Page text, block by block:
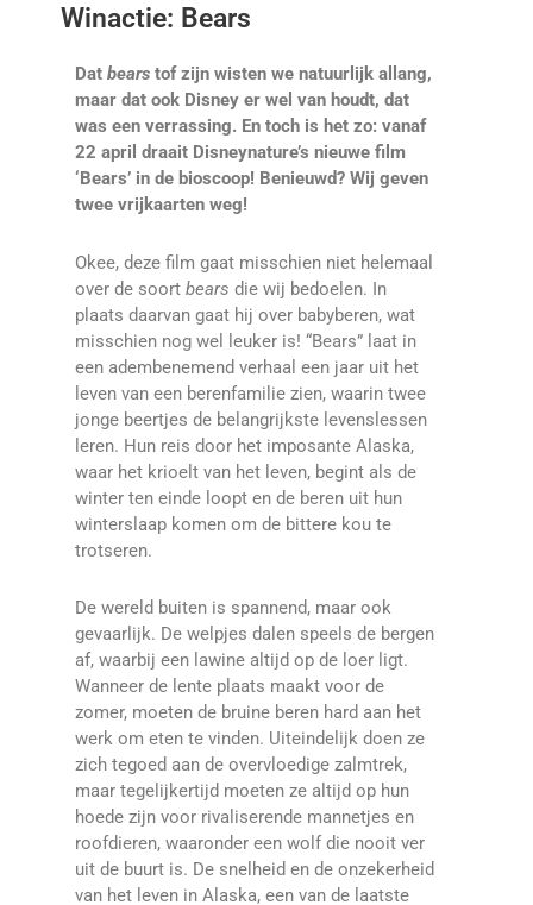
Winactie: Bears
Dat bearstof zijn wisten we natuurlijk allang,
maar dat ook Disney er wel van houdt, dat
was een verrassing. En toch is het zo: vanaf
22 april draait Disneynature’s nieuwe film
‘Bears’ in de bioscoop! Benieuwd? Wij geven
twee vrijkaarten weg!
Okee, deze film gaat misschien niet helemaal
over de soort bears die wij bedoelen. In
plaats daarvan gaat hij over babyberen, wat
misschien nog wel leuker is! “Bears” laat in
een adembenemend verhaal een jaar uit het
leven van een berenfamilie zien, waarin twee
jonge beertjes de belangrijkste levenslessen
leren. Hun reis door het imposante Alaska,
waar het krioelt van het leven, begint als de
winter ten einde loopt en de beren uit hun
winterslaap komen om de bittere kou te
trotseren.
De wereld buiten is spannend, maar ook
gevaarlijk. De welpjes dalen speels de bergen
af, waarbij een lawine altijd op de loer ligt.
Wanneer de lente plaats maakt voor de
zomer, moeten de bruine beren hard aan het
werk om eten te vinden. Uiteindelijk doen ze
zich tegoed aan de overvloedige zalmtrek,
maar tegelijkertijd moeten ze altijd op hun
hoede zijn voor rivaliserende mannetjes en
roofdieren, waaronder een wolf die nooit ver
uit de buurt is. De snelheid en de onzekerheid
van het leven in Alaska, een van de laatste